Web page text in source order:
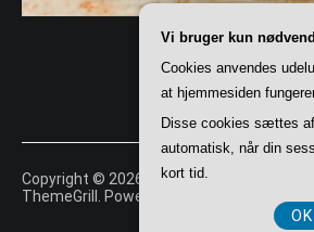
Copyright © 2026 Tory. All rights reserved.
ThemeGrill. Powered by
Vi bruger kun
Cookies anvendes
at hjemmesiden
Disse cookies sættes
automatisk, når din
kort tid.
OK